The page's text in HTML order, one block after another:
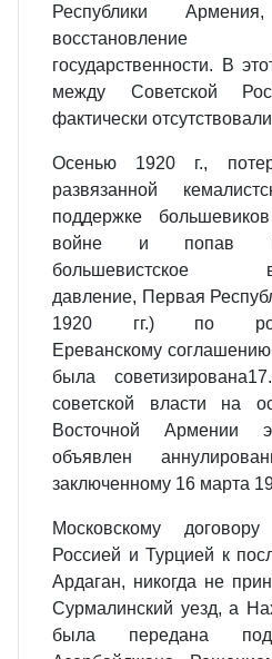
Республики
государственности. В
между Советской
фактически
Осенью 1920 г.,
развязанной
поддержке
войне и попав
большевистское
давление, Первая
1920 гг.) по
Ереванскому
была
советской власти на
Восточной Армении
объявлен
заключенному 16 марта
Московскому
Россией и Турцией к
Ардаган, никогда не
Сурмалинский уезд, а
была передана под